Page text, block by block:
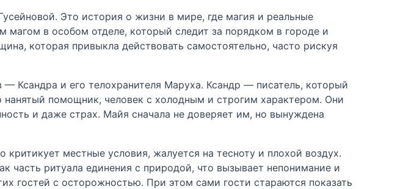
Это история о жизни в мире, где магия и реальные
в особом отделе, который следит за порядком в городе и
которая привыкла действовать самостоятельно, часто рискуя
Ксандра и его телохранителя Маруха. Ксандр — писатель, который
помощник, человек с холодным и строгим характером. Они
и даже страх. Майя сначала не доверяет им, но вынуждена
местные условия, жалуется на тесноту и плохой воздух.
часть ритуала единения с природой, что вызывает непонимание и
гостей с осторожностью. При этом сами гости стараются показать